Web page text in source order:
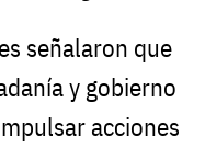
señalaron que
y gobierno
acciones